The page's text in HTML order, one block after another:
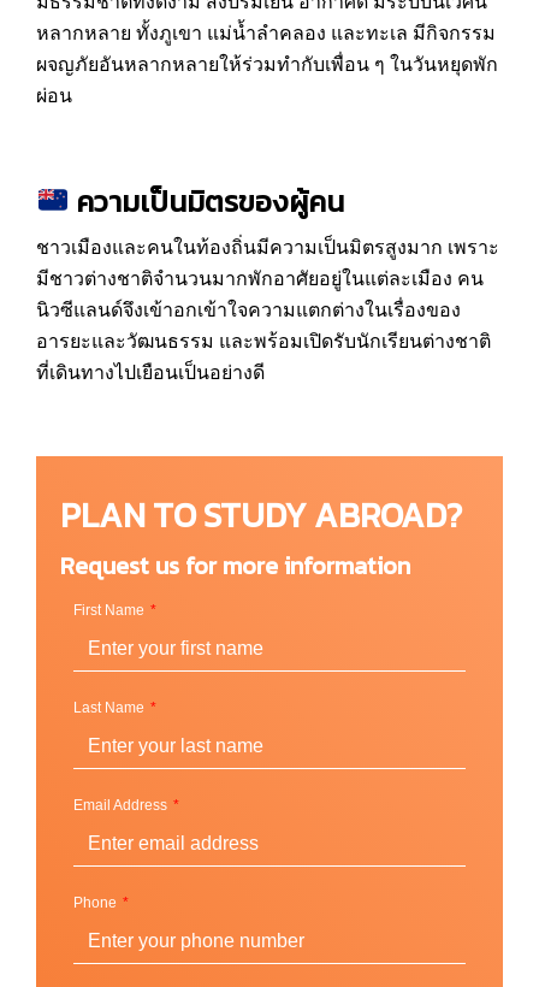
หลากหลาย ทั้งภูเขา แม่น้ำลำคลอง และทะเล มีกิจกรรม
ผจญภัยอันหลากหลายให้ร่วมทำกับเพื่อน ๆ ในวันหยุดพัก
ผ่อน
ความเป็นมิตรของผู้คน
ชาวเมืองและคนในท้องถิ่นมีความเป็นมิตรสูงมาก เพราะ
มีชาวต่างชาติจำนวนมากพักอาศัยอยู่ในแต่ละเมือง คน
นิวซีแลนด์จึงเข้าอกเข้าใจความแตกต่างในเรื่องของ
อารยะและวัฒนธรรม และพร้อมเปิดรับนักเรียนต่างชาติ
ที่เดินทางไปเยือนเป็นอย่างดี
PLAN TO STUDY ABROAD?
Request us for more information
First Name
Last Name
Email Address
Phone